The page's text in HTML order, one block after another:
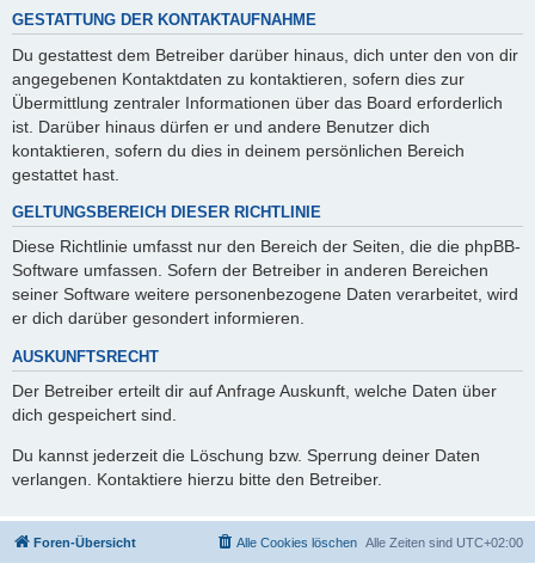
GESTATTUNG DER KONTAKTAUFNAHME
Du gestattest dem Betreiber darüber hinaus, dich unter den von dir
angegebenen Kontaktdaten zu kontaktieren, sofern dies zur
Übermittlung zentraler Informationen über das Board erforderlich
ist. Darüber hinaus dürfen er und andere Benutzer dich
kontaktieren, sofern du dies in deinem persönlichen Bereich
gestattet hast.
GELTUNGSBEREICH DIESER RICHTLINIE
Diese Richtlinie umfasst nur den Bereich der Seiten, die die phpBB-
Software umfassen. Sofern der Betreiber in anderen Bereichen
seiner Software weitere personenbezogene Daten verarbeitet, wird
er dich darüber gesondert informieren.
AUSKUNFTSRECHT
Der Betreiber erteilt dir auf Anfrage Auskunft, welche Daten über
dich gespeichert sind.
Du kannst jederzeit die Löschung bzw. Sperrung deiner Daten
verlangen. Kontaktiere hierzu bitte den Betreiber.
Foren-Übersicht Alle Zeiten sind UTC+02:00
Alle Cookies löschen